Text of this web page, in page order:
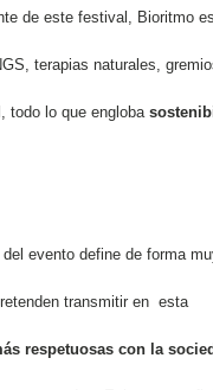
de este festival, Bioritmo
terapias naturales,
lo que engloba
evento define de forma
transmitir en esta
respetuosas con la